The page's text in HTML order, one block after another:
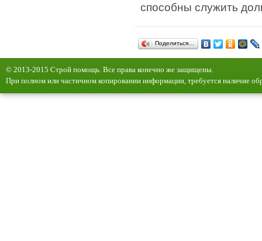
способны служить
Поделиться…
© 2013-2015 Строй помощь. Все права конечно же защищены.
При полном или частичном копировании информации, требуется наличие